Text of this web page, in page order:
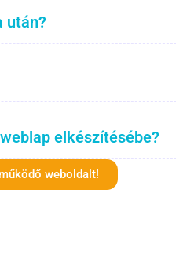
után?
elkészítésébe?
weboldalt!